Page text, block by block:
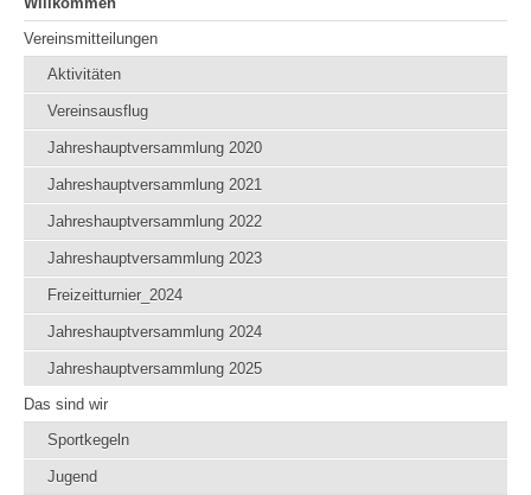
Vereinsmitteilungen
Aktivitäten
Vereinsausflug
Jahreshauptversammlung 2020
Jahreshauptversammlung 2021
Jahreshauptversammlung 2022
Jahreshauptversammlung 2023
Freizeitturnier_2024
Jahreshauptversammlung 2024
Jahreshauptversammlung 2025
Das sind wir
Sportkegeln
Jugend